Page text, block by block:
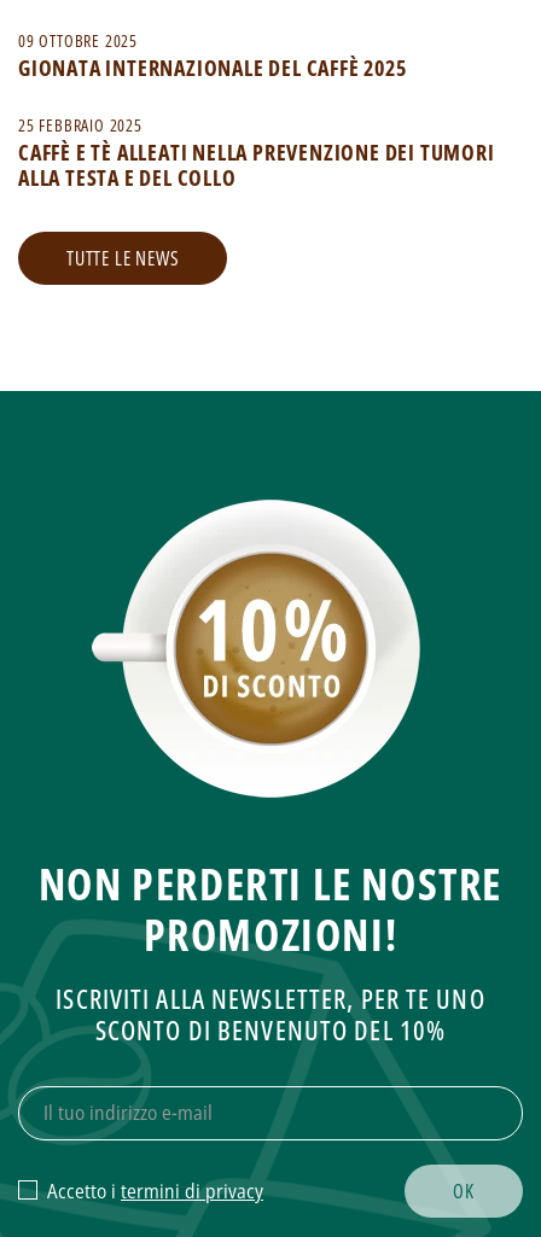
09 OTTOBRE 2025
GIONATA INTERNAZIONALE DEL CAFFÈ 2025
25 FEBBRAIO 2025
CAFFÈ E TÈ ALLEATI NELLA PREVENZIONE DEI TUMORI
ALLA TESTA E DEL COLLO
TUTTE LE NEWS
NON PERDERTI LE NOSTRE
PROMOZIONI!
ISCRIVITI ALLA NEWSLETTER, PER TE UNO
SCONTO DI BENVENUTO DEL 10%
Accetto i termini di privacy